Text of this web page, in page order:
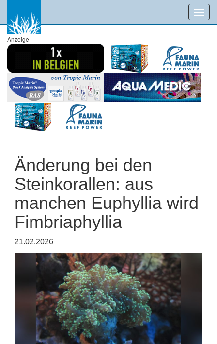
Anzeige
Änderung bei den
Steinkorallen: aus
manchen Euphyllia wird
Fimbriaphyllia
21.02.2026